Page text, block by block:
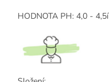
HODNOTA PH: 4,0 - 4,5í